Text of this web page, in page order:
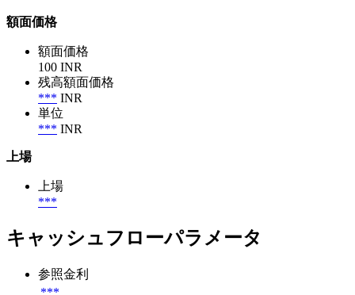
額面価格
額面価格
100 INR
残高額面価格
*** INR
単位
*** INR
上場
上場
***
キャッシュフローパラメータ
参照金利
***